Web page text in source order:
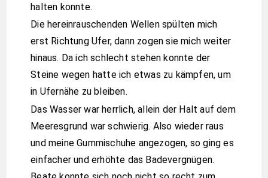
halten konnte.
Die hereinrauschenden Wellen spülten mich
erst Richtung Ufer, dann zogen sie mich weiter
hinaus. Da ich schlecht stehen konnte der
Steine wegen hatte ich etwas zu kämpfen, um
in Ufernähe zu bleiben.
Das Wasser war herrlich, allein der Halt auf dem
Meeresgrund war schwierig. Also wieder raus
und meine Gummischuhe angezogen, so ging es
einfacher und erhöhte das Badevergnügen.